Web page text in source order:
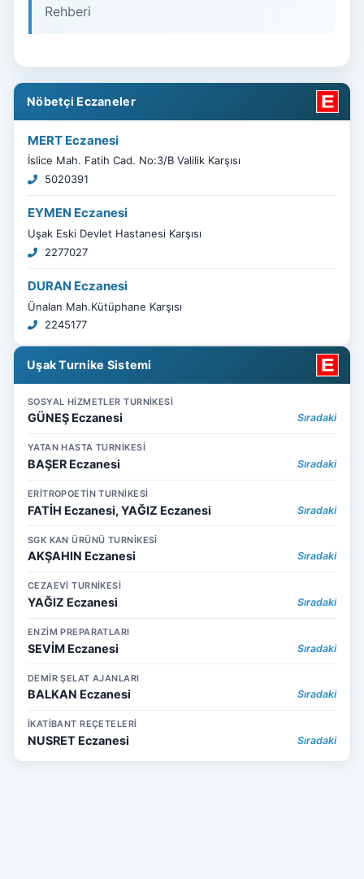
Rehberi
Nöbetçi Eczaneler
MERT Eczanesi
İslice Mah. Fatih Cad. No:3/B Valilik Karşısı
5020391
EYMEN Eczanesi
Uşak Eski Devlet Hastanesi Karşısı
2277027
DURAN Eczanesi
Ünalan Mah.Kütüphane Karşısı
2245177
Uşak Turnike Sistemi
SOSYAL HİZMETLER TURNİKESİ
GÜNEŞ Eczanesi Sıradaki
YATAN HASTA TURNİKESİ
BAŞER Eczanesi Sıradaki
ERİTROPOETİN TURNİKESİ
FATİH Eczanesi, YAĞIZ Eczanesi Sıradaki
SGK KAN ÜRÜNÜ TURNİKESİ
AKŞAHIN Eczanesi Sıradaki
CEZAEVİ TURNİKESİ
YAĞIZ Eczanesi Sıradaki
ENZİM PREPARATLARI
SEVİM Eczanesi Sıradaki
DEMİR ŞELAT AJANLARI
BALKAN Eczanesi Sıradaki
İKATİBANT REÇETELERİ
NUSRET Eczanesi Sıradaki